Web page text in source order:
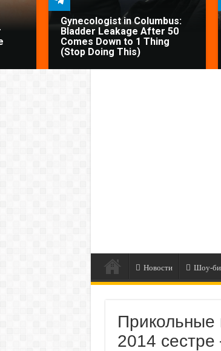
Gynecologist in Columbus:
Bladder Leakage After 50
Comes Down to 1 Thing
(Stop Doing This)
Новости Шоу-
Прикольные
2014